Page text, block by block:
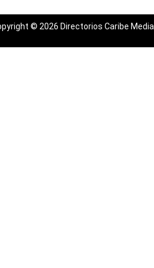
© 2026 Directorios Caribe Media